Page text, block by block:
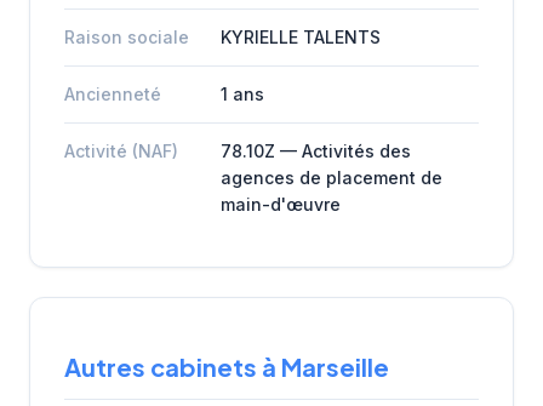
Raison sociale KYRIELLE TALENTS
Ancienneté 1 ans
Activité (NAF)
78.10Z — Activités des
agences de placement de
main-d'œuvre
Autres cabinets à Marseille